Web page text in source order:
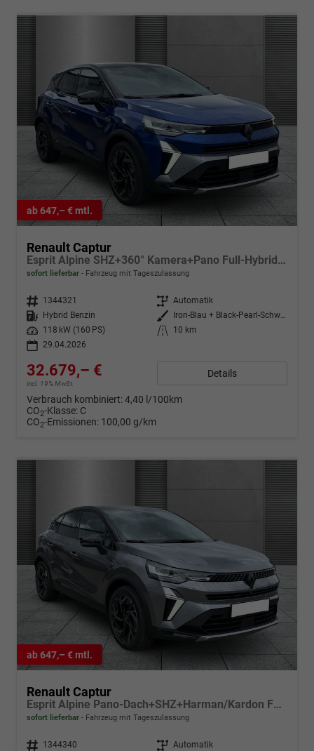
ab 647,– € mtl.
Renault Captur
Esprit Alpine SHZ+360° Kamera+Pano Full-Hybrid 160
sofort lieferbar Fahrzeug mit Tageszulassung
Fahrzeugnr. 1344321 Getriebe Automatik
Kraftstoff
Hybrid Benzin Außenfarbe
Iron-Blau + Black-Pearl-Schwarz
Leistung
118 kW (160 PS) Kilometerstand
10 km
29.04.2026
32.679,– €
incl. 19% MwSt.
Details
Verbrauch kombiniert:4,40 l/100km
CO2-Klasse: C
CO2-Emissionen: 100,00 g/km
ab 647,– € mtl.
Renault Captur
Esprit Alpine Pano-Dach+SHZ+Harman/Kardon Full-Hybrid 160
sofort lieferbar Fahrzeug mit Tageszulassung
Fahrzeugnr. 1344340 Getriebe Automatik